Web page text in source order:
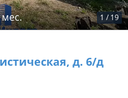
1 / 19
д. 6/д